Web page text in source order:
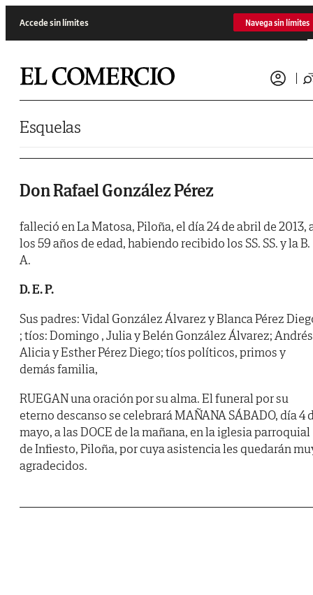
Accede sin límites Navega sin límites
Esquelas
Don Rafael González Pérez
falleció en La Matosa, Piloña, el día 24 de abril de 2013,
los 59 años de edad, habiendo recibido los SS. SS. y la B.
A.
D. E. P.
Sus padres: Vidal González Álvarez y Blanca Pérez
; tíos: Domingo , Julia y Belén González Álvarez;
Alicia y Esther Pérez Diego; tíos políticos, primos y
demás familia,
RUEGAN una oración por su alma. El funeral por su
eterno descanso se celebrará MAÑANA SÁBADO, día 4
mayo, a las DOCE de la mañana, en la iglesia parroquial
de Infiesto, Piloña, por cuya asistencia les quedarán
agradecidos.